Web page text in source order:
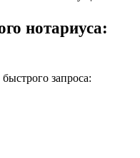
нотариуса:
запроса: